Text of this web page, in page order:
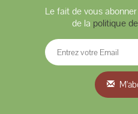
Le fait de vous
de la politique